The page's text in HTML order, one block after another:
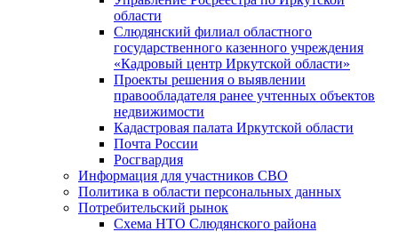
области
Слюдянский филиал областного
государственного казенного учреждения
«Кадровый центр Иркутской области»
Проекты решения о выявлении
правообладателя ранее учтенных объектов
недвижимости
Кадастровая палата Иркутской области
Почта России
Росгвардия
Информация для участников СВО
Политика в области персональных данных
Потребительский рынок
Схема НТО Слюдянского района